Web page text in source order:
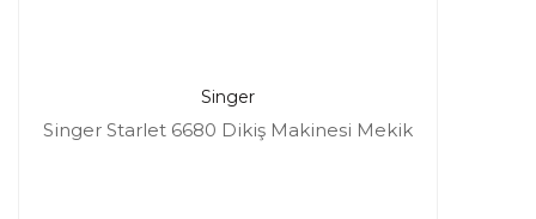
Singer
Singer Starlet 6680 Dikiş Makinesi Mekik